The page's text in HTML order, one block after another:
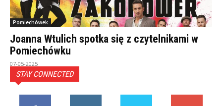
Pomiechówek
Joanna Wtulich spotka się z czytelnikami w
Pomiechówku
07-05-2025
STAY CONNECTED